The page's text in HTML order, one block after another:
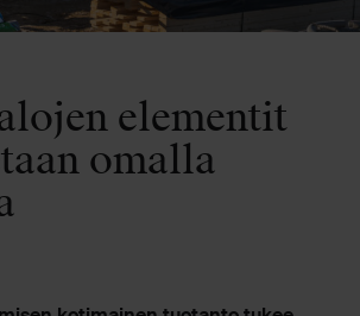
elementit
omalla